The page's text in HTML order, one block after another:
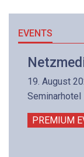
EVENTS
19. August
Seminarhotel
PREMIUM